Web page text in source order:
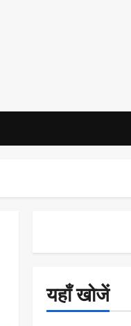
यहाँ खोजें